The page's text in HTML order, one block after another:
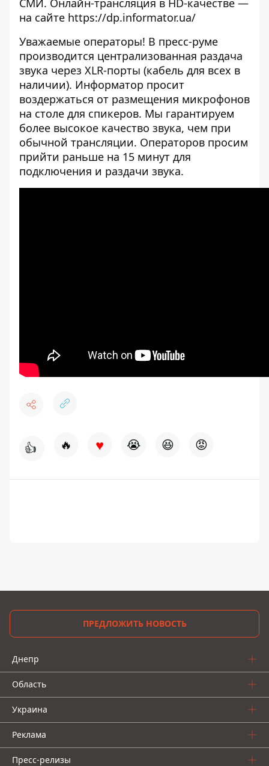
СМИ. Онлайн-трансляция в HD-качестве —
на сайте https://dp.informator.ua/
Уважаемые операторы! В пресс-руме
производится централизованная раздача
звука через XLR-порты (кабель для всех в
наличии). Информатор просит
воздержаться от размещения микрофонов
на столе для спикеров. Мы гарантируем
более высокое качество звука, чем при
обычной трансляции. Операторов просим
прийти раньше на 15 минут для
подключения и раздачи звука.
👍 🔥 ♥ 😭 😆 😡
ПРЕДЛОЖИТЬ НОВОСТЬ
Днепр
Область
Украина
Реклама
Пресс-релизы